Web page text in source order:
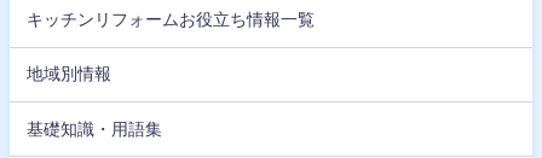
キッチンリフォームお役立ち情報一覧
地域別情報
基礎知識・用語集